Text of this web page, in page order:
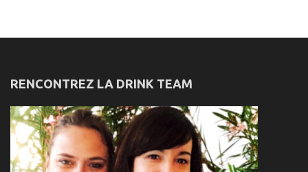
RENCONTREZ LA DRINK TEAM